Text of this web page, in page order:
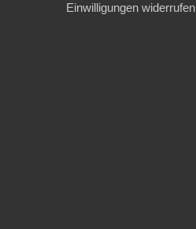
Einwilligungen widerrufen